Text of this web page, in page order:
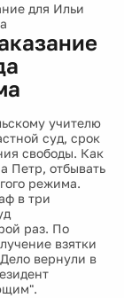
для Ильи
учителю
суд, срок
свободы. Как
Петр, отбывать
режима.
в три
раз. По
взятки
вернули в